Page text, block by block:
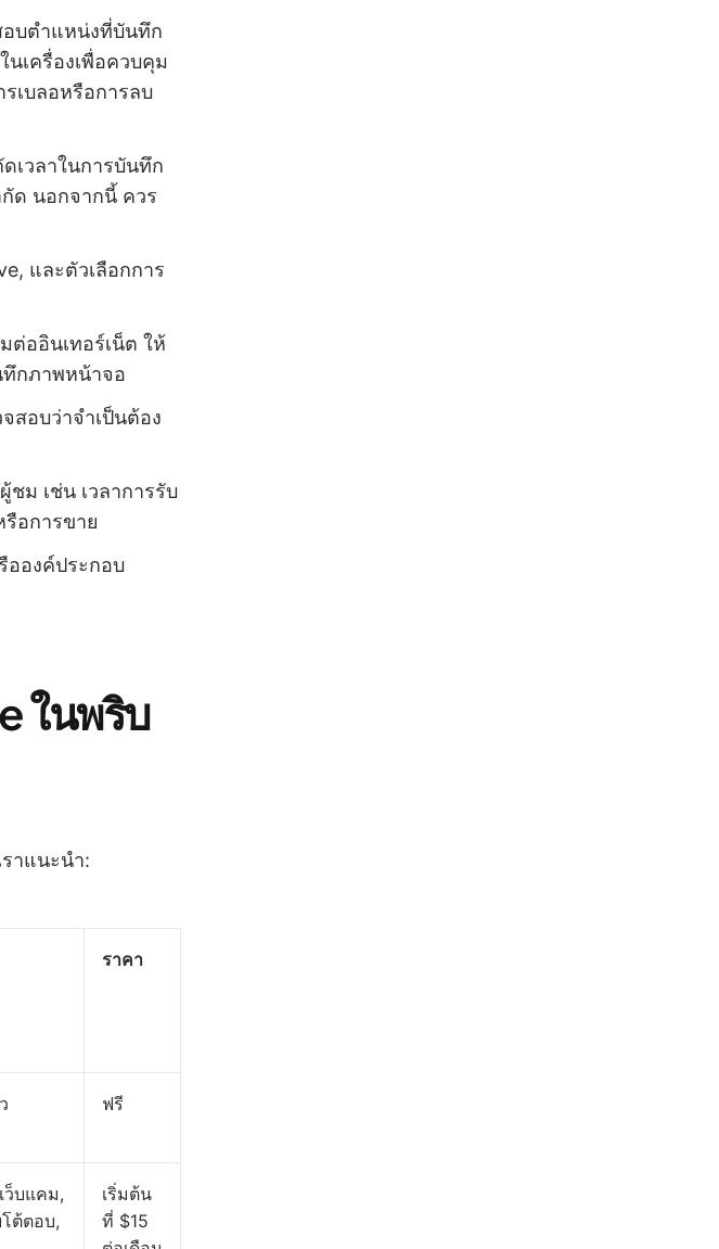
อบตำแหน่งที่บันทึก
เครื่องเพื่อควบคุม
เบลอหรือการลบ
เวลาในการบันทึก
ด นอกจากนี้ ควร
และตัวเลือกการ
ออินเทอร์เน็ต ให้
กภาพหน้าจอ
สอบว่าจำเป็นต้อง
ชม เช่น เวลาการรับ
อการขาย
อองค์ประกอบ
ในพริบ
าแนะนำ:
ราคา
ฟรี
ว็บแคม,
ต้ตอบ,
เริ่มต้น
ที่ $15